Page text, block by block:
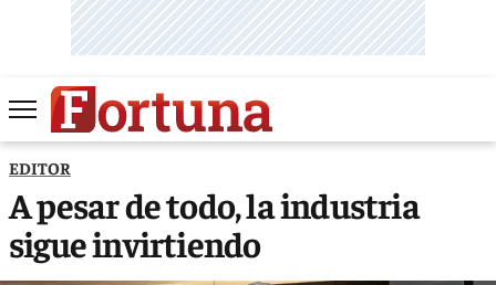
EDITOR
A pesar de todo, la industria
sigue invirtiendo